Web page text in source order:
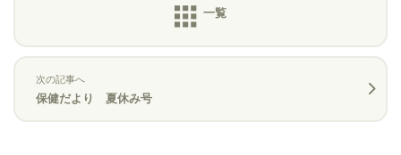
次の記事へ
保健だより 夏休み号